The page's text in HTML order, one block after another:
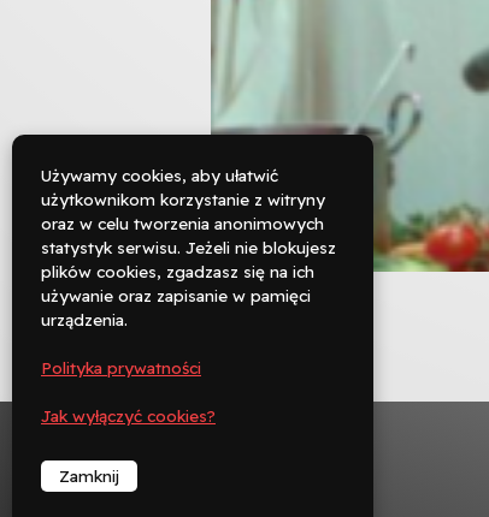

Rezerwuj

︁
︁
Używamy cookies, aby ułatwić
użytkownikom korzystanie z witryny
oraz w celu tworzenia anonimowych
statystyk serwisu. Jeżeli nie blokujesz
plików cookies, zgadzasz się na ich
używanie oraz zapisanie w pamięci
urządzenia.
Polityka prywatności
Jak wyłączyć cookies?
Zamknij